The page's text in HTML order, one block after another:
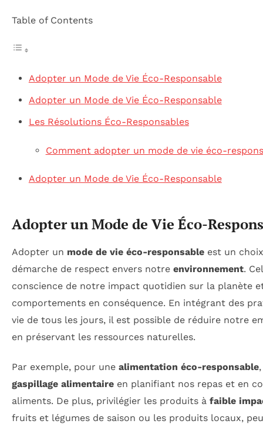
Table of Contents
Adopter un Mode de Vie Éco-Responsable
Adopter un Mode de Vie Éco-Responsable
Les Résolutions Éco-Responsables
Comment adopter un mode de vie éco-
Adopter un Mode de Vie Éco-Responsable
Adopter un Mode de Vie Éco-
Adopter un mode de vie éco-responsable est un
démarche de respect envers notre environnement.
conscience de notre impact quotidien sur la planète
comportements en conséquence. En intégrant des
vie de tous les jours, il est possible de réduire notre
en préservant les ressources naturelles.
Par exemple, pour une alimentation éco-responsable
gaspillage alimentaire en planifiant nos repas et en
aliments. De plus, privilégier les produits à faible
fruits et légumes de saison ou les produits locaux,